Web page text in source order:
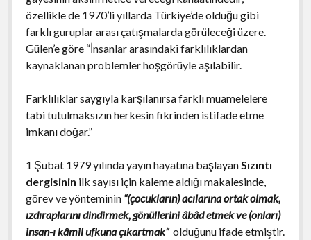
özellikle de 1970’li yıllarda Türkiye’de olduğu gibi
farklı guruplar arası çatışmalarda görüleceği üzere.
Gülen’e göre “İnsanlar arasındaki farklılıklardan
kaynaklanan problemler hoşgörüyle aşılabilir.
Farklılıklar saygıyla karşılanırsa farklı muamelelere
tabi tutulmaksızın herkesin fikrinden istifade etme
imkanı doğar.”
1 Şubat 1979 yılında yayın hayatına başlayan Sızıntı
dergisinin ilk sayısı için kaleme aldığı makalesinde,
görev ve yönteminin “(çocukların) acılarına ortak olmak,
ızdıraplarını dindirmek, gönüllerini âbâd etmek ve (onları)
insan-ı kâmil ufkuna çıkartmak”olduğunu ifade etmiştir.